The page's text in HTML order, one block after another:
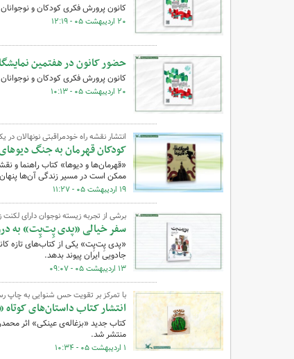
کانون پرورش فکری کودکان و
۲۰ اردیبهشت ۰۵ - ۱۲:۱۹
حضور کانون در هفتمین
کانون پرورش فکری کودکان و
۲۰ اردیبهشت ۰۵ - ۱۰:۱۳
انتشار نقشه راه خودمراقبتی نونهالان در
کودکان قهرمان به جنگ
«قهرمان‌ها و دیوها» کتاب راهنما و
ممکن است در مسیر زندگی آن‌ها
۱۹ اردیبهشت ۰۵ - ۱۱:۲۷
برشی از تجربه زیسته نوجوان دارای
سفر خیالی «پدی پِت‌پِت» به
«پدی پِت‌پِت» یکی از کتاب‌های تازه
جادویی ایران پیوند بدهد.
۱۳ اردیبهشت ۰۵ - ۰۹:۰۷
با تمرکز بر تقویت حس شنوایی به چاپ
انتشار کتاب داستان‌های
کتاب جدید «بزغاله‌ی عینکی» اثر
منتشر شد.
۱ اردیبهشت ۰۵ - ۱۰:۳۴